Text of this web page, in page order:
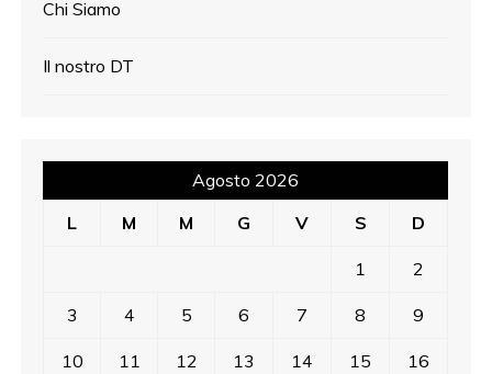
Chi Siamo
Il nostro DT
Agosto 2026
L
M M G V S D
1 2
3 4 5 6 7 8 9
10 11 12 13 14 15 16